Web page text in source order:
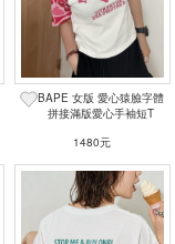
BAPE 女版 愛心猿臉字體
拼接滿版愛心手袖短T
1480元